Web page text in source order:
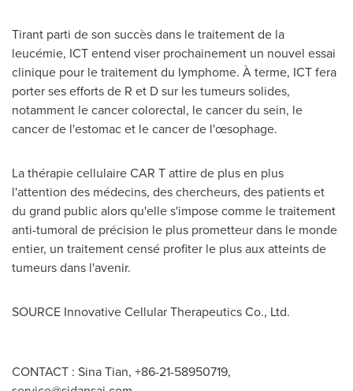
Tirant parti de son succès dans le traitement de la
leucémie, ICT entend viser prochainement un nouvel essai
clinique pour le traitement du lymphome. À terme, ICT fera
porter ses efforts de R et D sur les tumeurs solides,
notamment le cancer colorectal, le cancer du sein, le
cancer de l'estomac et le cancer de l'œsophage.
La thérapie cellulaire CAR T attire de plus en plus
l'attention des médecins, des chercheurs, des patients et
du grand public alors qu'elle s'impose comme le traitement
anti-tumoral de précision le plus prometteur dans le monde
entier, un traitement censé profiter le plus aux atteints de
tumeurs dans l'avenir.
SOURCE Innovative Cellular Therapeutics Co., Ltd.
CONTACT : Sina Tian, +86-21-58950719,